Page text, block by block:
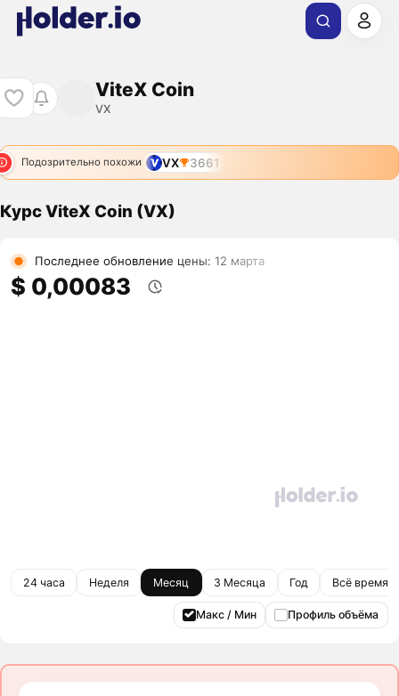
ViteX Coin
VX
Подозрительно похожи VX 3661
Курс ViteX Coin (VX)
Последнее обновление цены: 12 марта
$ 0,00083
24 часа Неделя Месяц 3 Месяца Год Всё время
Макс / Мин Профиль объёма